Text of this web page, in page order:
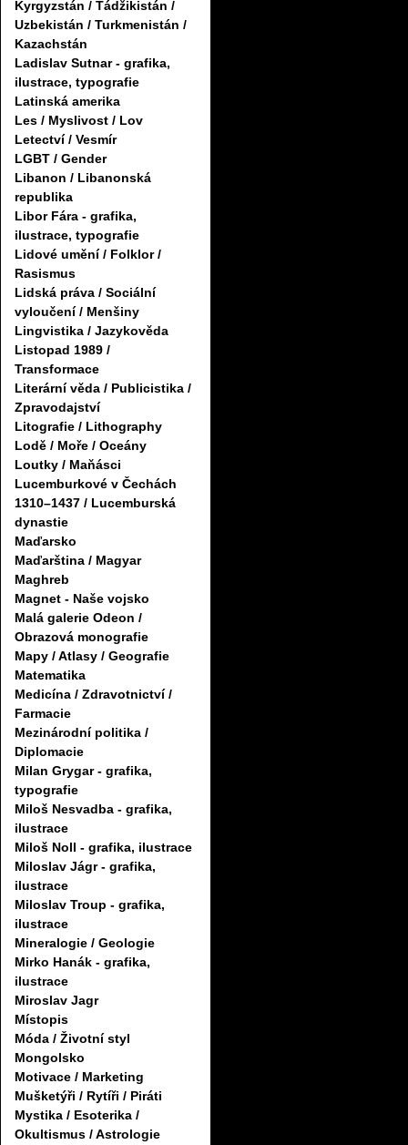
Kyrgyzstán / Tádžikistán /
Uzbekistán / Turkmenistán /
Kazachstán
Ladislav Sutnar - grafika,
ilustrace, typografie
Latinská amerika
Les / Myslivost / Lov
Letectví / Vesmír
LGBT / Gender
Libanon / Libanonská
republika
Libor Fára - grafika,
ilustrace, typografie
Lidové umění / Folklor /
Rasismus
Lidská práva / Sociální
vyloučení / Menšiny
Lingvistika / Jazykověda
Listopad 1989 /
Transformace
Literární věda / Publicistika /
Zpravodajství
Litografie / Lithography
Lodě / Moře / Oceány
Loutky / Maňásci
Lucemburkové v Čechách
1310–1437 / Lucemburská
dynastie
Maďarsko
Maďarština / Magyar
Maghreb
Magnet - Naše vojsko
Malá galerie Odeon /
Obrazová monografie
Mapy / Atlasy / Geografie
Matematika
Medicína / Zdravotnictví /
Farmacie
Mezinárodní politika /
Diplomacie
Milan Grygar - grafika,
typografie
Miloš Nesvadba - grafika,
ilustrace
Miloš Noll - grafika, ilustrace
Miloslav Jágr - grafika,
ilustrace
Miloslav Troup - grafika,
ilustrace
Mineralogie / Geologie
Mirko Hanák - grafika,
ilustrace
Miroslav Jagr
Místopis
Móda / Životní styl
Mongolsko
Motivace / Marketing
Mušketýři / Rytíři / Piráti
Mystika / Esoterika /
Okultismus / Astrologie